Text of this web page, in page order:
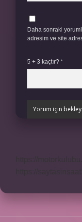
Daha sonraki
adresim ve site
5 + 3 kaçtır? *